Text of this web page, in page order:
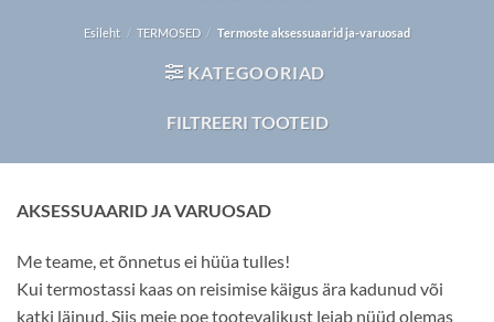
Esileht / TERMOSED / Termoste aksessuaarid ja-varuosad
KATEGOORIAD
FILTREERI TOOTEID
AKSESSUAARID JA VARUOSAD
Me teame, et õnnetus ei hüüa tulles!
Kui termostassi kaas on reisimise käigus ära kadunud või
katki läinud. Siis meie poe tootevalikust leiab nüüd olemas